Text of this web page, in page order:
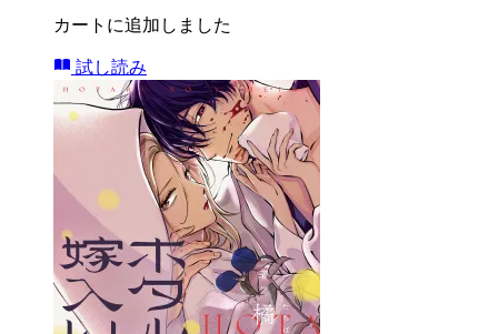
カートに追加しました
試し読み